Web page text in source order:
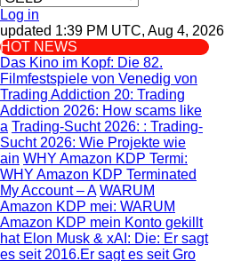
Log in
updated 1:39 PM UTC, Aug 4, 2026
HOT NEWS
Das Kino im Kopf: Die 82.
Filmfestspiele von Venedig von
Trading Addiction 20: Trading
Addiction 2026: How scams like
a Trading-Sucht 2026: : Trading-
Sucht 2026: Wie Projekte wie
ain WHY Amazon KDP Termi:
WHY Amazon KDP Terminated
My Account – A WARUM
Amazon KDP mei: WARUM
Amazon KDP mein Konto gekillt
hat Elon Musk & xAI: Die: Er sagt
es seit 2016.Er sagt es seit Gro